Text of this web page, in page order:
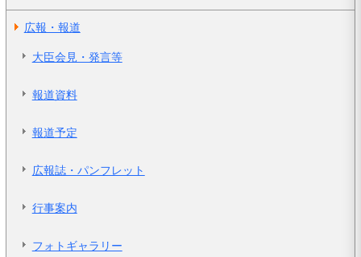
広報・報道
大臣会見・発言等
報道資料
報道予定
広報誌・パンフレット
行事案内
フォトギャラリー